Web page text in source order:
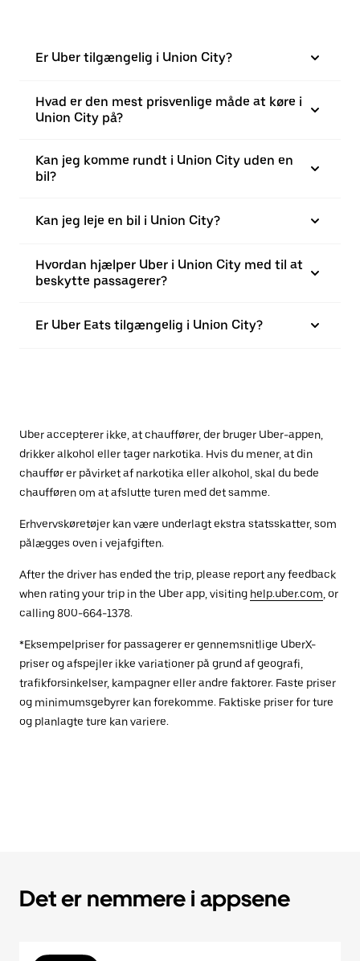
Er Uber tilgængelig i Union City?
Hvad er den mest prisvenlige måde at køre i
Union City på?
Kan jeg komme rundt i Union City uden en
bil?
Kan jeg leje en bil i Union City?
Hvordan hjælper Uber i Union City med til at
beskytte passagerer?
Er Uber Eats tilgængelig i Union City?
Uber accepterer ikke, at chauffører, der bruger Uber-appen,
drikker alkohol eller tager narkotika. Hvis du mener, at din
chauffør er påvirket af narkotika eller alkohol, skal du bede
chaufføren om at afslutte turen med det samme.
Erhvervskøretøjer kan være underlagt ekstra statsskatter, som
pålægges oven i vejafgiften.
After the driver has ended the trip, please report any feedback
when rating your trip in the Uber app, visiting help.uber.com , or
calling 800-664-1378.
*Eksempelpriser for passagerer er gennemsnitlige UberX-
priser og afspejler ikke variationer på grund af geografi,
trafikforsinkelser, kampagner eller andre faktorer. Faste priser
og minimumsgebyrer kan forekomme. Faktiske priser for ture
og planlagte ture kan variere.
Det er nemmere i appsene